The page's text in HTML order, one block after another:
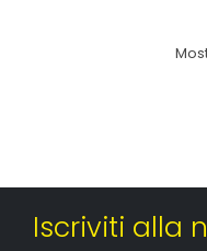
Iscriviti alla